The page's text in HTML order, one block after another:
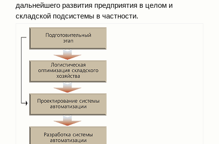
дальнейшего развития предприятия в целом и
складской подсистемы в частности.